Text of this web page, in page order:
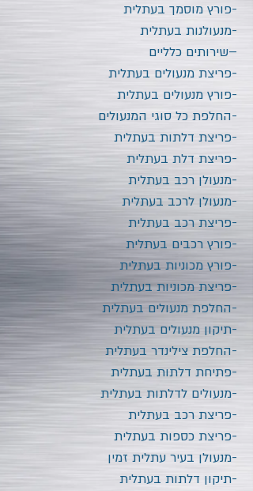
-פורץ מוסמך בעתלית
-מנעולנות בעתלית
–שירותים כלליים
-פריצת מנעולים בעתלית
-פורץ מנעולים בעתלית
-החלפת כל סוגי המנעולים
-פריצת דלתות בעתלית
-פריצת דלת בעתלית
-מנעולן רכב בעתלית
-מנעולן לרכב בעתלית
-פריצת רכב בעתלית
-פורץ רכבים בעתלית
-פורץ מכוניות בעתלית
-פריצת מכוניות בעתלית
-החלפת מנעולים בעתלית
-תיקון מנעולים בעתלית
-החלפת צילינדר בעתלית
-פתיחת דלתות בעתלית
-מנעולים לדלתות בעתלית
-פריצת רכב בעתלית
-פריצת כספות בעתלית
-מנעולן בעיר עתלית זמין
-תיקון דלתות בעתלית